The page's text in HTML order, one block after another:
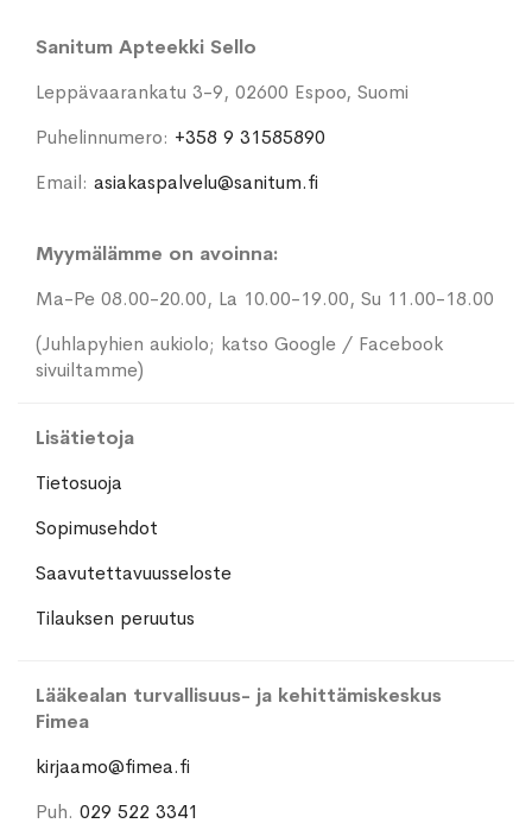
Sanitum Apteekki Sello
Leppävaarankatu 3-9, 02600 Espoo, Suomi
Puhelinnumero: +358 9 31585890
Email: asiakaspalvelu@sanitum.fi
Myymälämme on avoinna:
Ma-Pe 08.00-20.00, La 10.00-19.00, Su 11.00-18.00
(Juhlapyhien aukiolo; katso Google / Facebook
sivuiltamme)
Lisätietoja
Tietosuoja
Sopimusehdot
Saavutettavuusseloste
Tilauksen peruutus
Lääkealan turvallisuus- ja kehittämiskeskus
Fimea
kirjaamo@fimea.fi
Puh. 029 522 3341